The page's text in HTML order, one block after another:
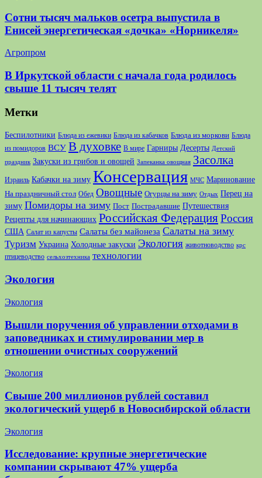
Сотни тысяч мальков осетра выпустила в
Енисей энергетическая «дочка» «Норникеля»
Агропром
В Иркутской области с начала года родилось
свыше 11 тысяч телят
Метки
Беспилотники Блюда из ежевики Блюда из кабачков Блюда из моркови Блюда
из помидоров ВСУ В духовке В мире Гарниры Десерты Детский
праздник Закуски из грибов и овощей Запеканка овощная Засолка
Израиль Кабачки на зиму Консервация МЧС Маринование
На праздничный стол Обед Овощные Огурцы на зиму Отдых Перец на
зиму Помидоры на зиму Пост Пострадавшие Путешествия
Рецепты для начинающих Российская ФедерацияРоссия
США Салат из капусты Салаты без майонеза Салаты на зиму
Туризм Украина Холодные закуски Экология животноводство крс
птицеводство сельхозтехника технологии
Экология
Экология
Вышли поручения об управлении отходами в
заповедниках и стимулировании мер в
отношении очистных сооружений
Экология
Свыше 200 миллионов рублей составил
экологический ущерб в Новосибирской области
Экология
Исследование: крупные энергетические
компании скрывают 47% ущерба